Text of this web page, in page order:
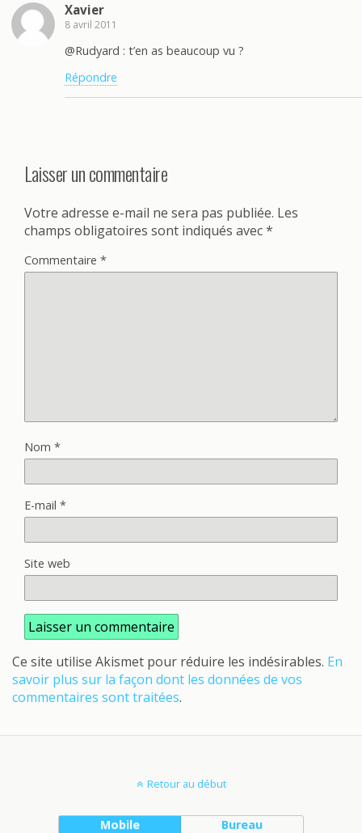
Xavier
8 avril 2011
@Rudyard : t’en as beaucoup vu ?
Répondre
Laisser un commentaire
Votre adresse e-mail ne sera pas publiée. Les
champs obligatoires sont indiqués avec*
Commentaire *
Nom *
E-mail *
Site web
Ce site utilise Akismet pour réduire les indésirables. En
savoir plus sur la façon dont les données de vos
commentaires sont traitées.
Retour au début
Mobile Bureau